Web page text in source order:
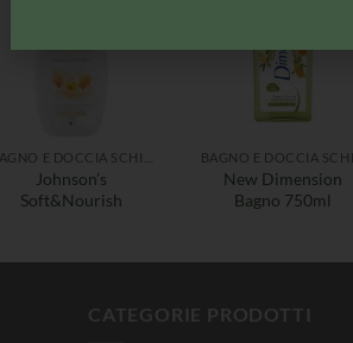
Johnson’s
Soft&Nourish
New Dimension
Bagno 750ml
CATEGORIE PRODOTTI